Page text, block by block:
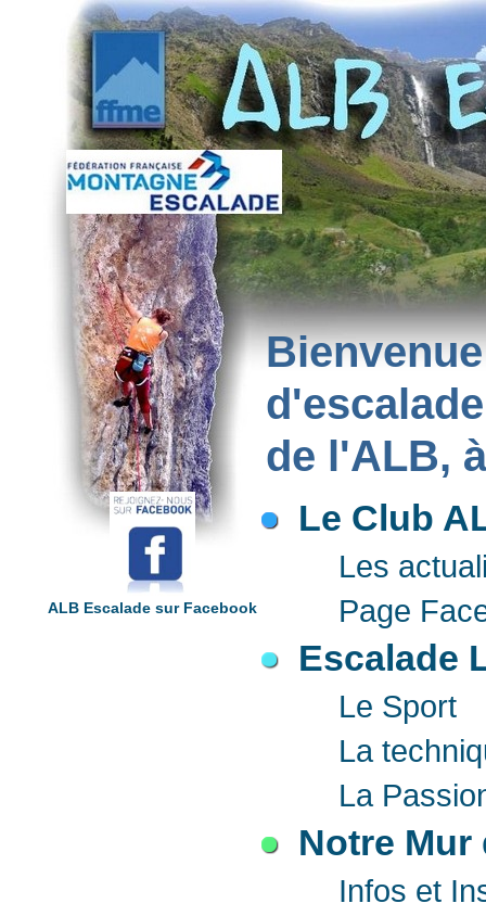
ALB Escalade sur Facebook
d'escalade
de l'ALB,
Le Club
Les
Page
Escalade
Le Sport
La
La
Notre
Infos et